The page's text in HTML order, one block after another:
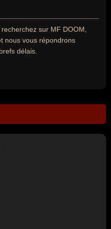
sur MF DOOM,
nous vous répondrons
délais.